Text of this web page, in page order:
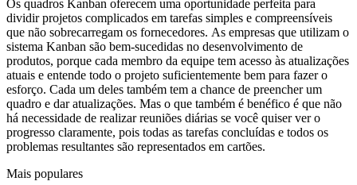
Os quadros Kanban oferecem uma oportunidade perfeita para
dividir projetos complicados em tarefas simples e compreensíveis
que não sobrecarregam os fornecedores. As empresas que utilizam o
sistema Kanban são bem-sucedidas no desenvolvimento de
produtos, porque cada membro da equipe tem acesso às atualizações
atuais e entende todo o projeto suficientemente bem para fazer o
esforço. Cada um deles também tem a chance de preencher um
quadro e dar atualizações. Mas o que também é benéfico é que não
há necessidade de realizar reuniões diárias se você quiser ver o
progresso claramente, pois todas as tarefas concluídas e todos os
problemas resultantes são representados em cartões.
Mais populares